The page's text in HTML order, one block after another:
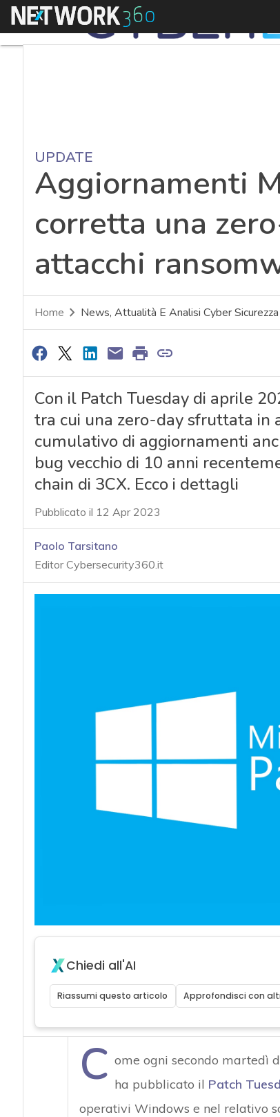
Menu
UPDATE
Aggiornamenti
corretta una
attacchi
Home News, Attualità E Analisi Cyber
Con il Patch Tuesday di aprile
tra cui una zero-day sfruttata in
cumulativo di aggiornamenti
bug vecchio di 10 anni
chain di 3CX. Ecco i dettagli
Pubblicato il 12 Apr 2023
Paolo Tarsitano
Editor Cybersecurity360.it
Chiedi all'AI
Riassumi questo articolo Approfondisci con
C ome ogni secondo martedì
ha pubblicato il Patch
operativi Windows e nel relativo